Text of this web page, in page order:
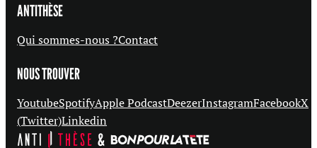
ANTITHÈSE
Qui sommes-nous ?Contact
NOUS TROUVER
YoutubeSpotifyApple PodcastDeezerInstagramFacebookX
(Twitter)Linkedin